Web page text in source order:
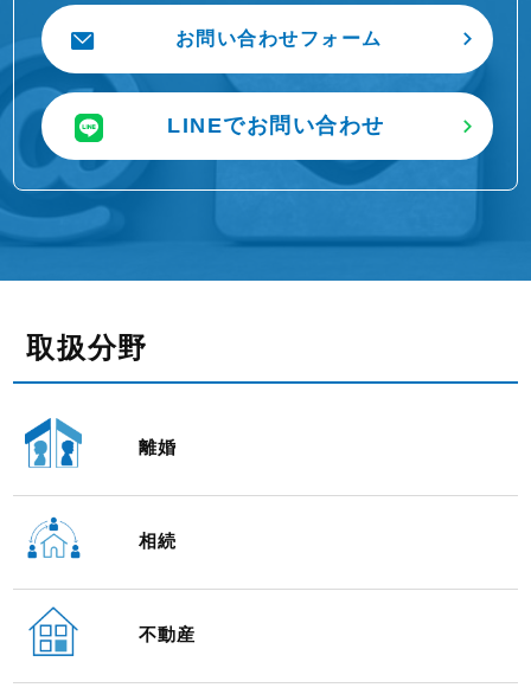
お問い合わせフォーム
LINEでお問い合わせ
取扱分野
離婚
相続
不動産